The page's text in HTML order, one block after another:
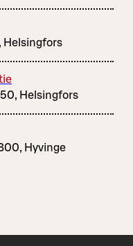
Helsingfors
Helsingfors
Hyvinge